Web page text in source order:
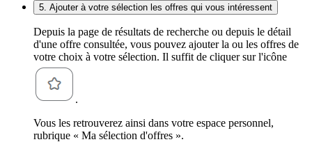
5. Ajouter à votre sélection les offres qui vous intéressent
Depuis la page de résultats de recherche ou depuis le détail
d'une offre consultée, vous pouvez ajouter la ou les offres de
votre choix à votre sélection. Il suffit de cliquer sur l'icône
.
Vous les retrouverez ainsi dans votre espace personnel,
rubrique « Ma sélection d'offres ».